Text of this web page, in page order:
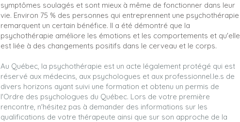
symptômes soulagés et sont mieux à même de fonctionner dans leur
vie. Environ 75 % des personnes qui entreprennent une psychothérapie
remarquent un certain bénéfice. Il a été démontré que la
psychothérapie améliore les émotions et les comportements et qu'elle
est liée à des changements positifs dans le cerveau et le corps.
Au Québec, la psychothérapie est un acte légalement protégé qui est
réservé aux médecins, aux psychologues et aux professionnel.le.s de
divers horizons ayant suivi une formation et obtenu un permis de
l'Ordre des psychologues du Québec. Lors de votre première
rencontre, n'hésitez pas à demander des informations sur les
qualifications de votre thérapeute ainsi que sur son approche de la